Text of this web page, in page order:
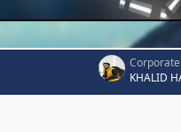
KHALID